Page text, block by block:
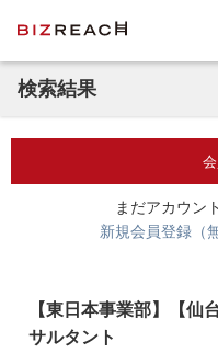
検索結果
まだアカウン
新規会員登録（
【東日本事業部】【仙
サルタント